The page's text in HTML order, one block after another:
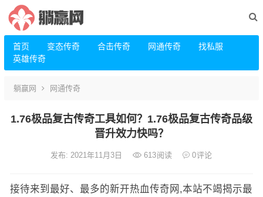
首页 变态传奇 合击传奇 网通传奇
找私服
英雄传奇
躺赢网 网通传奇
1.76极品复古传奇工具如何？1.76极品复古传奇品级
晋升效力快吗？
发布: 2021年11月3日 613阅读 0评论
接待来到最好、最多的新开热血传奇网,本站不竭揭示最